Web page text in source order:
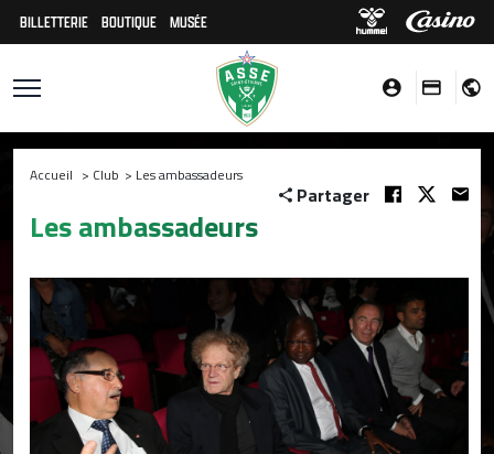
BILLETTERIE BOUTIQUE MUSÉE
Accueil > Club > Les ambassadeurs
Partager
Les ambassadeurs